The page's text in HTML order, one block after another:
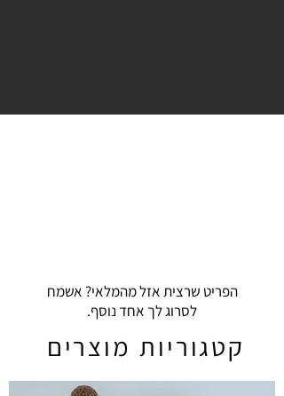
הפריט שרצית אזל מהמלאי? אשמח
לסרוג לך אחד נוסף.
קטגוריות מוצרים